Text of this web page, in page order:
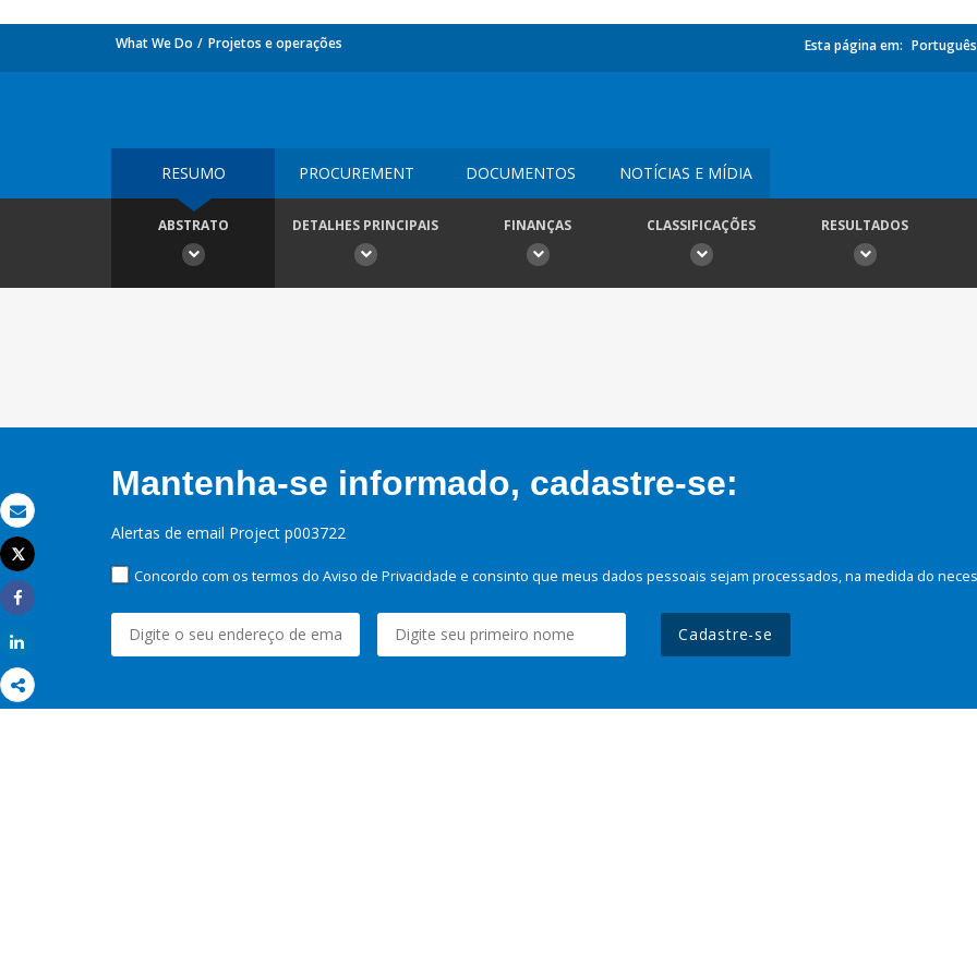
Email
Imprimir
Tweet
Share
What We Do Projetos e operações Esta página em: Português
RESUMO PROCUREMENT DOCUMENTOS NOTÍCIAS E MÍDIA
ABSTRATO DETALHES PRINCIPAIS FINANÇAS CLASSIFICAÇÕES RESULTADOS
Mantenha-se informado, cadastre-se:
Alertas de email Project p003722
Concordo com os termos do Aviso de Privacidade e consinto que meus dados pessoais sejam processados, na medida do
Cadastre-se